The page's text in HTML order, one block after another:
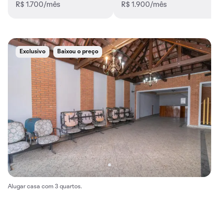
R$ 1.700/mês
R$ 1.900/mês
Exclusivo Baixou o preço
Alugar casa com 3 quartos.